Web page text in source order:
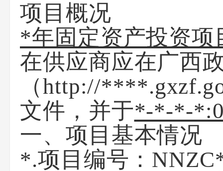
项目概况
*年固定资产投资项
在供应商应在广西
（http://
文件，并于*-*-*-
一、项目基本情况
*.项目编号：